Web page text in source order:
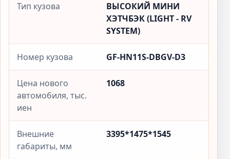
Тип кузова
ВЫСОКИЙ МИНИ
ХЭТЧБЭК (LIGHT - RV
SYSTEM)
Номер кузова GF-HN11S-DBGV-D3
Цена нового
автомобиля, тыс.
иен
1068
Внешние
габариты, мм
3395*1475*1545